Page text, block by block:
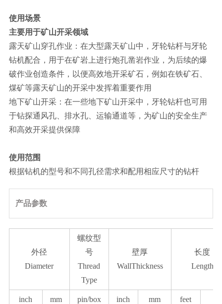
使用场景
主要用于矿山开采领域
露天矿山穿孔作业：在大型露天矿山中，牙轮钻杆与牙轮
钻机配合，用于在矿岩上进行炮孔凿岩作业，为后续的爆
破作业创造条件，以便高效地开采矿石，例如在铁矿石、
煤矿等露天矿山的开采中发挥着重要作用
地下矿山开采：在一些地下矿山开采中，牙轮钻杆也可用
于钻探通风孔、排水孔、运输通道等，为矿山的安全生产
和高效开采提供保障
使用范围
根据钻机的型号和不同孔径需求和配用相应尺寸的钻杆
产品参数
外径
Diameter
螺纹型
号
Thread
Type
壁厚
WallThickness
长度
Length
inch mm pin/box inch mm feet